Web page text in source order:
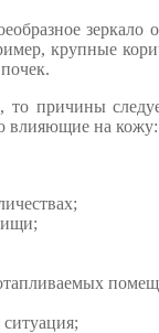
крупные
то причины
влияющие на кожу:
ситуация;